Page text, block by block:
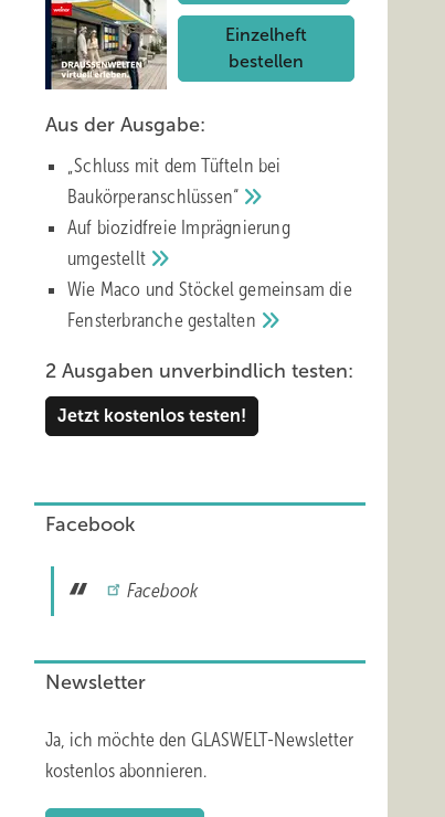
Einzelheft
bestellen
Aus der Ausgabe:
„Schluss mit d em Tüfteln bei
Baukörperanschlüssen“
Auf biozidfreie Imprägnierung
umgestellt
Wie Maco und Stöckel gemeinsam die
Fensterbranche gestalten
2 Ausgaben unverbindlich testen:
Jetzt kostenlos testen!
Facebook
Facebook
Newsletter
Ja, ich möchte den GLASWELT-Newsletter
kostenlos abonnieren.